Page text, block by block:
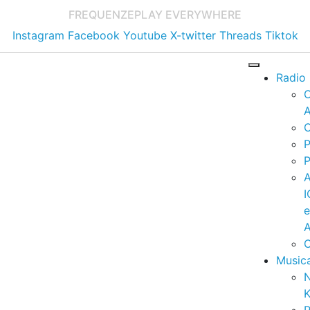
FREQUENZEPLAY EVERYWHERE
Instagram Facebook Youtube X-twitter Threads Tiktok
Radio
e